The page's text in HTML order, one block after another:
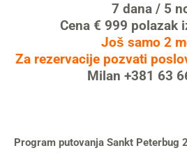
7 dana / 5
Cena € 999 polazak
Još samo 2
Za rezervacije pozvati
Milan +381 63
Program putovanja Sankt Peterbug